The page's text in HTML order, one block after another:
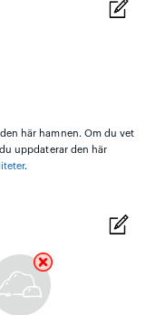
här hamnen. Om du vet
uppdaterar den här
.